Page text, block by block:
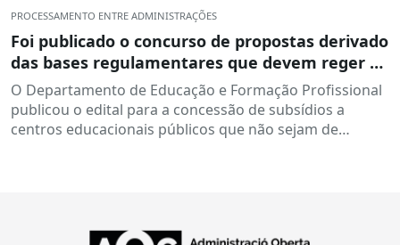
PROCESSAMENTO ENTRE ADMINISTRAÇÕES
Foi publicado o concurso de propostas derivado
das bases regulamentares que devem reger a
concessão de subsídios a centros educativos,
para o desenvolvimento de programas de
formação e inserção profissional, durante o
O Departamento de Educação e Formação Profissional
publicou o edital para a concessão de subsídios a
centros educacionais públicos que não sejam de